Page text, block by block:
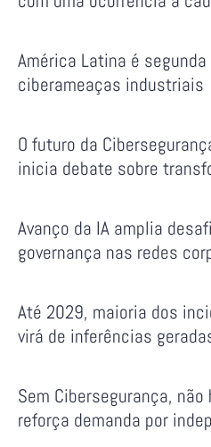
América Latina é
ciberameaças industriais
O futuro da
inicia debate sobre
Avanço da IA amplia
governança nas redes
Até 2029, maioria dos
virá de inferências
Sem Cibersegurança,
reforça demanda por